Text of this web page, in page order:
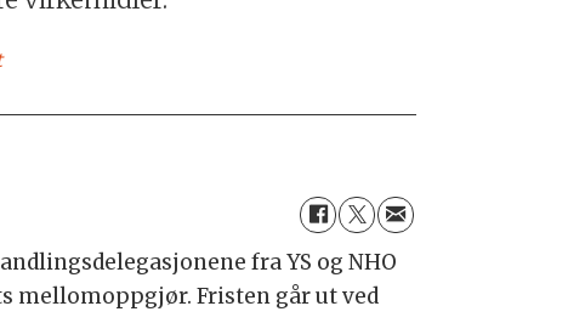
fra YS og NHO
mellomoppgjør. Fristen går ut ved